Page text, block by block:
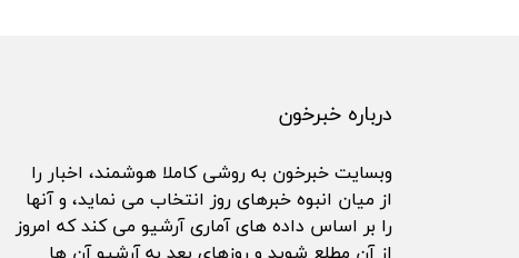
درباره خبرخون
وبسایت خبرخون به روشی کاملا هوشمند، اخبار را
از میان انبوه خبرهای روز انتخاب می نماید، و آنها
را بر اساس داده های آماری آرشیو می کند که امروز